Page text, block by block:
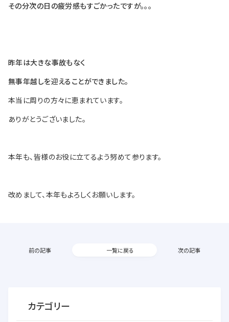
その分次の日の疲労感もすごかったですが。。。
昨年は大きな事故もなく
無事年越しを迎えることができました。
本当に周りの方々に恵まれています。
ありがとうございました。
本年も、皆様のお役に立てるよう努めて参ります。
改めまして、本年もよろしくお願いします。
前の記事 一覧に戻る 次の記事
カテゴリー